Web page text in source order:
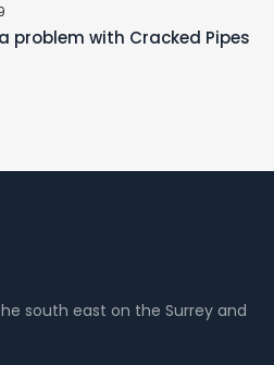
problem with Cracked Pipes
south east on the Surrey and